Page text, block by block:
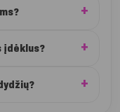
įdėklus?